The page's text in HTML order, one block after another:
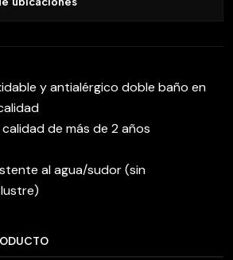
y antialérgico doble baño en
de más de 2 años
al agua/sudor (sin